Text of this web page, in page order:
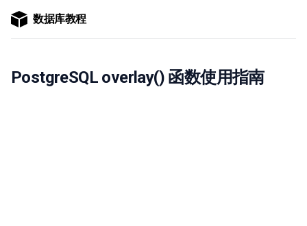
数据库教程
PostgreSQL overlay() 函数使用指南